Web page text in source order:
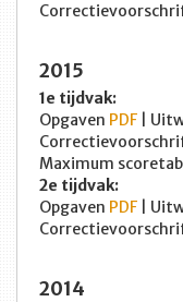
2015
1e tijdvak:
Opgaven PDF |
Maximum
2e tijdvak:
Opgaven PDF |
2014